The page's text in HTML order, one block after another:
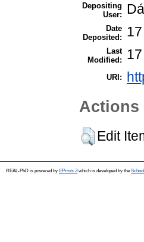
Depositing
User:
Date
Deposited:
Last
Modified:
URI:
Actions
Edit
REAL-PhD is powered by EPrints 3which is developed by the